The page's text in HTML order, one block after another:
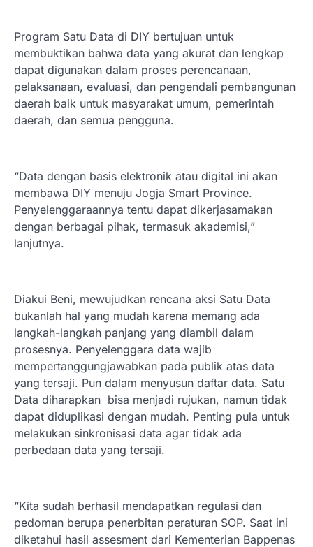
Program Satu Data di DIY bertujuan untuk
membuktikan bahwa data yang akurat dan lengkap
dapat digunakan dalam proses perencanaan,
pelaksanaan, evaluasi, dan pengendali pembangunan
daerah baik untuk masyarakat umum, pemerintah
daerah, dan semua pengguna.
“Data dengan basis elektronik atau digital ini akan
membawa DIY menuju Jogja Smart Province.
Penyelenggaraannya tentu dapat dikerjasamakan
dengan berbagai pihak, termasuk akademisi,”
lanjutnya.
Diakui Beni, mewujudkan rencana aksi Satu Data
bukanlah hal yang mudah karena memang ada
langkah-langkah panjang yang diambil dalam
prosesnya. Penyelenggara data wajib
mempertanggungjawabkan pada publik atas data
yang tersaji. Pun dalam menyusun daftar data. Satu
Data diharapkan bisa menjadi rujukan, namun tidak
dapat diduplikasi dengan mudah. Penting pula untuk
melakukan sinkronisasi data agar tidak ada
perbedaan data yang tersaji.
“Kita sudah berhasil mendapatkan regulasi dan
pedoman berupa penerbitan peraturan SOP. Saat ini
diketahui hasil assesment dari Kementerian Bappenas